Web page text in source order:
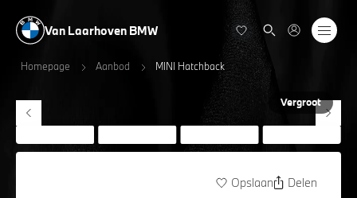
Van Laarhoven BMW
Homepage Aanbod MINI Hatchback
Vergroot
Opslaan Delen